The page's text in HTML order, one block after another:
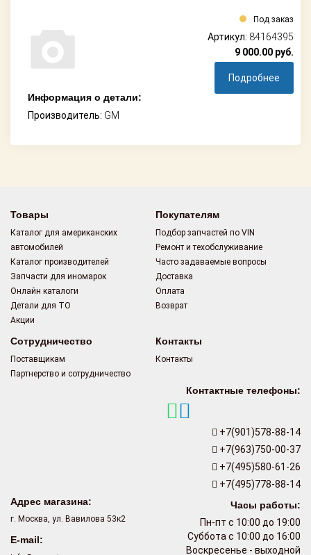
Информация о детали:
Производитель: GM
Под заказ
Артикул: 84164395
9 000.00 руб.
Подробнее
Товары
Каталог для американских
автомобилей
Каталог производителей
Запчасти для иномарок
Онлайн каталоги
Детали для ТО
Акции
Покупателям
Подбор запчастей по VIN
Ремонт и техобслуживание
Часто задаваемые вопросы
Доставка
Оплата
Возврат
Сотрудничество
Поставщикам
Партнерство и сотрудничество
Контакты
Контакты
Контактные телефоны:
+7(901)578-88-14
+7(963)750-00-37
+7(495)580-61-26
+7(495)778-88-14
Часы работы:
Пн-пт с 10:00 до 19:00
Суббота с 10:00 до 16:00
Воскресенье - выходной
Адрес магазина:
г. Москва, ул. Вавилова 53к2
E-mail: